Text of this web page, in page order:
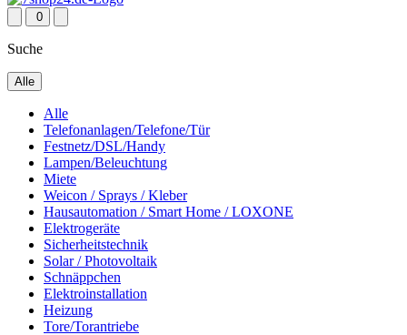
0
Suche
Alle
Alle
Telefonanlagen/Telefone/Tür
Festnetz/DSL/Handy
Lampen/Beleuchtung
Miete
Weicon / Sprays / Kleber
Hausautomation / Smart Home / LOXONE
Elektrogeräte
Sicherheitstechnik
Solar / Photovoltaik
Schnäppchen
Elektroinstallation
Heizung
Tore/Torantriebe